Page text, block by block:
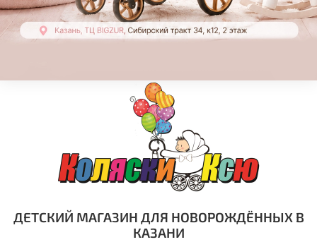
ДЕТСКИЙ МАГАЗИН ДЛЯ НОВОРОЖДЁННЫХ В
КАЗАНИ